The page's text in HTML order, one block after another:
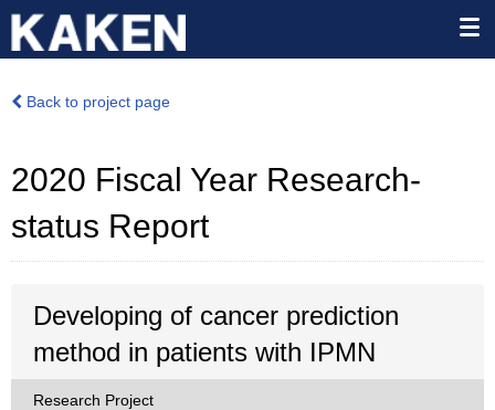
Back to project page
2020 Fiscal Year Research-
status Report
Developing of cancer prediction
method in patients with IPMN
Research Project